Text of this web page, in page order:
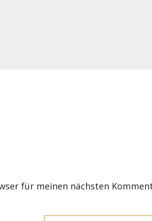
für meinen nächsten